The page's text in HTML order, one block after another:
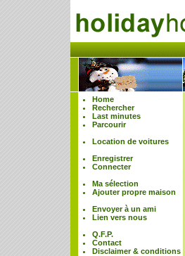
Home
Rechercher
Last minutes
Parcourir
Location de voitures
Enregistrer
Connecter
Ma sélection
Ajouter propre maison
Envoyer à un ami
Lien vers nous
Q.F.P.
Contact
Disclaimer & conditions